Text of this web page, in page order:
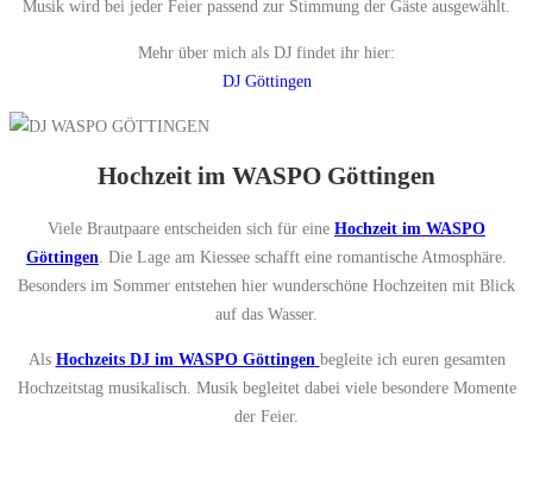
Musik wird bei jeder Feier passend zur Stimmung der Gäste ausgewählt.
Mehr über mich als DJ findet ihr hier:
DJ Göttingen
Hochzeit im WASPO Göttingen
Viele Brautpaare entscheiden sich für eine Hochzeit im WASPO
Göttingen . Die Lage am Kiessee schafft eine romantische Atmosphäre.
Besonders im Sommer entstehen hier wunderschöne Hochzeiten mit Blick
auf das Wasser.
Als Hochzeits DJ im WASPO Göttingen begleite ich euren gesamten
Hochzeitstag musikalisch. Musik begleitet dabei viele besondere Momente
der Feier.